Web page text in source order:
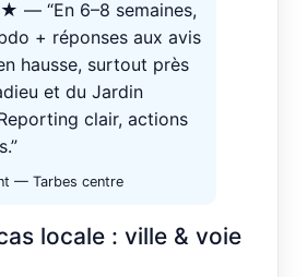
“En 6–8 semaines,
+ réponses aux avis
hausse, surtout près
et du Jardin
clair, actions
— Tarbes centre
locale : ville & voie